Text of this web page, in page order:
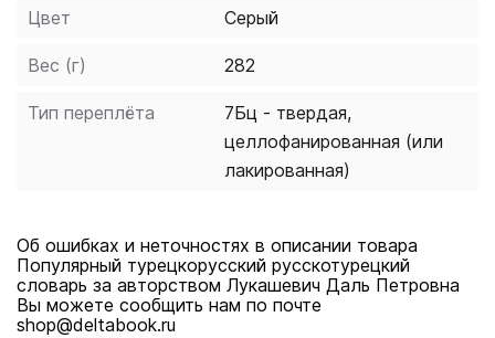
Цвет Серый
Вес (г) 282
Тип переплёта
7Бц - твердая,
целлофанированная (или
лакированная)
Об ошибках и неточностях в описании товара
Популярный турецкорусский русскотурецкий
словарь за авторством Лукашевич Даль Петровна
Вы можете сообщить нам по почте
shop@deltabook.ru